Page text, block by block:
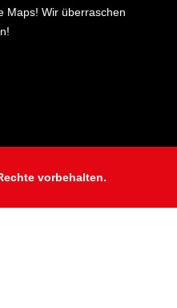
Maps! Wir überraschen
vorbehalten.